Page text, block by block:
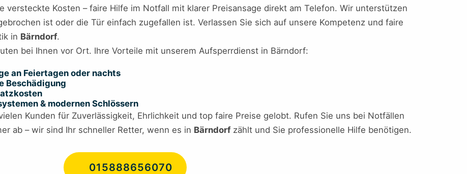
versteckte Kosten – faire Hilfe im Notfall mit klarer Preisansage direkt am Telefon. Wir unterstützen
ist oder die Tür einfach zugefallen ist. Verlassen Sie sich auf unsere Kompetenz und faire
in Bärndorf.
bei Ihnen vor Ort. Ihre Vorteile mit unserem Aufsperrdienst in Bärndorf:
an Feiertagen oder nachts
Beschädigung
& modernen Schlössern
Kunden für Zuverlässigkeit, Ehrlichkeit und top faire Preise gelobt. Rufen Sie uns bei Notfällen
ab – wir sind Ihr schneller Retter, wenn es in Bärndorfzählt und Sie professionelle Hilfe benötigen.
015888656070